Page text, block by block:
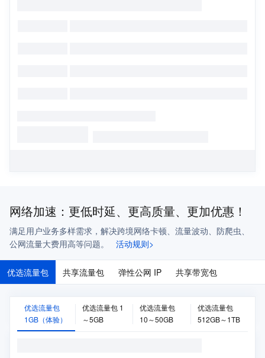
网络加速：更低时延、更高质量、更加优惠！
满足用户业务多样需求，解决跨境网络卡顿、流量波动、防爬虫、
公网流量大费用高等问题。
活动规则>
优选流量包 共享流量包 弹性公网 IP 共享带宽包
优选流量包
1GB（体验）
优选流量包 1
～5GB
优选流量包
10～50GB
优选流量包
512GB～1TB